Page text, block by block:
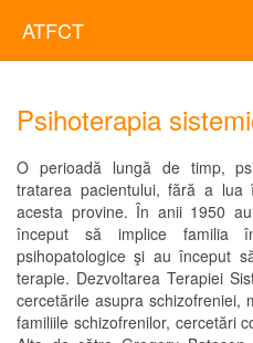
ATFCT
Psihoterapia
O perioadă lungă de timp,
tratarea pacientului, fără a
acesta provine. În anii 1950
început să implice familia
psihopatologice şi au început
terapie. Dezvoltarea Terapiei
cercetările asupra schizofreniei,
familiile schizofrenilor, cercetări